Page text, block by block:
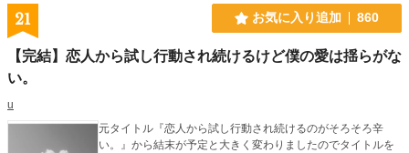
21 お気に入り追加 860
【完結】恋人から試し行動され続けるけど僕の愛は揺らがな
い。
u
元タイトル『恋人から試し行動され続けるのがそろそろ辛
い。』から結末が予定と大きく変わりましたのでタイトルを